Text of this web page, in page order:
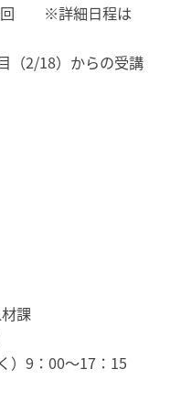
回 ※詳細日程は
らの受講
課
）9：00～17：15